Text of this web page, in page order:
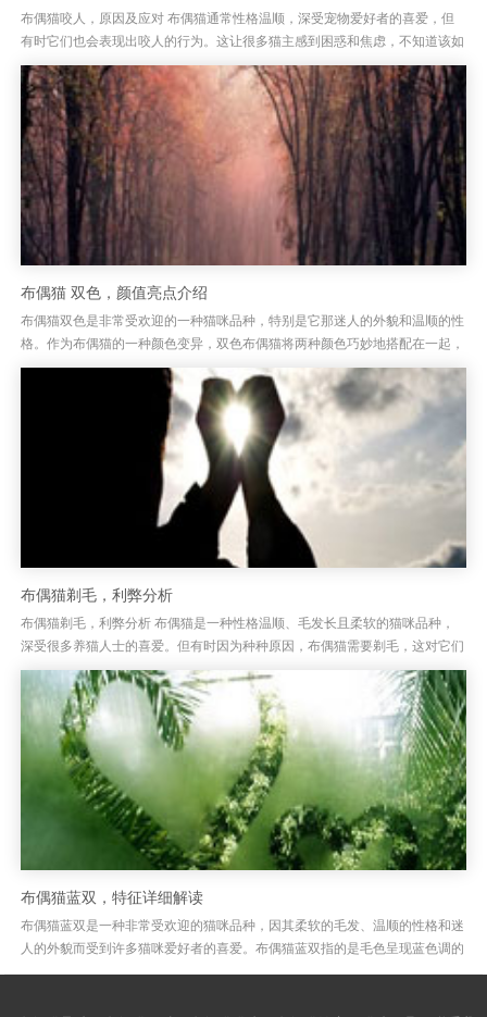
布偶猫咬人，原因及应对 布偶猫通常性格温顺，深受宠物爱好者的喜爱，但
有时它们也会表现出咬人的行为。这让很多猫主感到困惑和焦虑，不知道该如
何处理。布偶猫咬人其实并非出于攻击性，它们的咬人行为常常是由于某...
布偶猫 双色，颜值亮点介绍
布偶猫双色是非常受欢迎的一种猫咪品种，特别是它那迷人的外貌和温顺的性
格。作为布偶猫的一种颜色变异，双色布偶猫将两种颜色巧妙地搭配在一起，
呈现出独特的美丽。布偶猫的双色外观通常分为深浅色相间的毛发，常见...
布偶猫剃毛，利弊分析
布偶猫剃毛，利弊分析 布偶猫是一种性格温顺、毛发长且柔软的猫咪品种，
深受很多养猫人士的喜爱。但有时因为种种原因，布偶猫需要剃毛，这对它们
来说到底是好还是坏呢？剃毛虽然能帮助减少掉毛问题，但这并非解决所...
布偶猫蓝双，特征详细解读
布偶猫蓝双是一种非常受欢迎的猫咪品种，因其柔软的毛发、温顺的性格和迷
人的外貌而受到许多猫咪爱好者的喜爱。布偶猫蓝双指的是毛色呈现蓝色调的
布偶猫，这种颜色给人一种非常优雅、高贵的感觉。布偶猫的蓝双特征包...